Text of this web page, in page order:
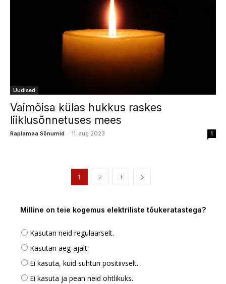
Uudised
Vaimõisa külas hukkus raskes
liiklusõnnetuses mees
Raplamaa Sõnumid - 11. aug 2023 1
1 2 3
Milline on teie kogemus elektriliste tõukeratastega?
Kasutan neid regulaarselt.
Kasutan aeg-ajalt.
Ei kasuta, kuid suhtun positiivselt.
Ei kasuta ja pean neid ohtlikuks.